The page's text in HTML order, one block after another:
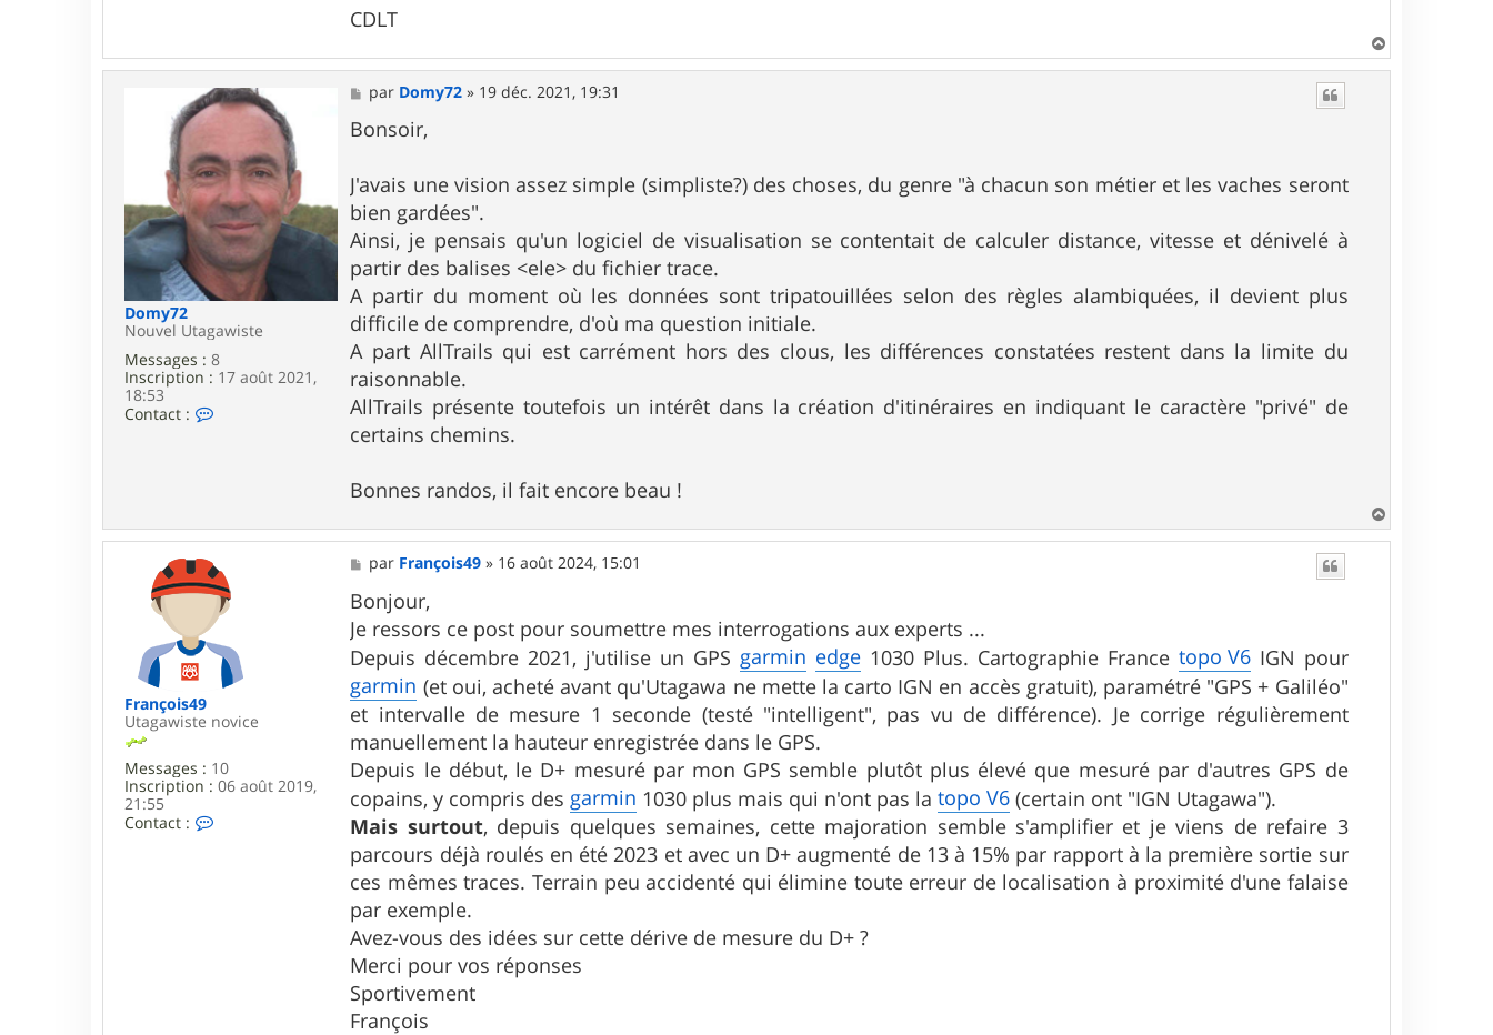
CDLT
a
Domy72
Nouvel Utagawiste
Messages : 8
Inscription : 17 août 2021,
18:53
Contact :
e
D
o
m
y
7
2
M
e
s
s
g
e
par Domy72 » 19 déc. 2021, 19:31
Bonsoir,
J'avais une vision assez simple (simpliste?) des choses, du genre "à chacun son métier et les vaches seront
bien gardées".
Ainsi, je pensais qu'un logiciel de visualisation se contentait de calculer distance, vitesse et dénivelé à
partir des balises <ele> du fichier trace.
A partir du moment où les données sont tripatouillées selon des règles alambiquées, il devient plus
difficile de comprendre, d'où ma question initiale.
A part AllTrails qui est carrément hors des clous, les différences constatées restent dans la limite du
raisonnable.
AllTrails présente toutefois un intérêt dans la création d'itinéraires en indiquant le caractère "privé" de
certains chemins.
Bonnes randos, il fait encore beau !
a
François49
Utagawiste novice
Messages : 10
Inscription : 06 août 2019,
21:55
Contact :
M
e
s
s
a
g
e
par François49 » 16 août 2024, 15:01
Bonjour,
Je ressors ce post pour soumettre mes interrogations aux experts ...
Depuis décembre 2021, j'utilise un GPS garmin edge 1030 Plus. Cartographie France topo V6IGN pour
garmin (et oui, acheté avant qu'Utagawa ne mette la carto IGN en accès gratuit), paramétré "GPS + Galiléo"
et intervalle de mesure 1 seconde (testé "intelligent", pas vu de différence). Je corrige régulièrement
manuellement la hauteur enregistrée dans le GPS.
Depuis le début, le D+ mesuré par mon GPS semble plutôt plus élevé que mesuré par d'autres GPS de
copains, y compris des garmin 1030 plus mais qui n'ont pas latopo V6 (certain ont "IGN Utagawa").
Mais surtout, depuis quelques semaines, cette majoration semble s'amplifier et je viens de refaire 3
parcours déjà roulés en été 2023 et avec un D+ augmenté de 13 à 15% par rapport à la première sortie sur
ces mêmes traces. Terrain peu accidenté qui élimine toute erreur de localisation à proximité d'une falaise
par exemple.
Avez-vous des idées sur cette dérive de mesure du D+ ?
Merci pour vos réponses
Sportivement
François